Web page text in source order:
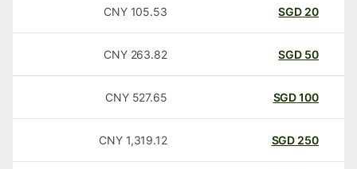
20
SGD
105.53
CNY
50
SGD
263.82
CNY
100
SGD
527.65
CNY
250
SGD
1,319.12
CNY